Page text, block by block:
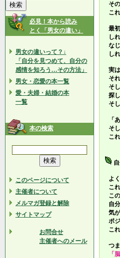
必見！本から読み
とく「男女の違い」
男女の違いって？↓
「自分を見つめて、自分の
感情を知ろう…その方法」
男女・恋愛の本一覧
愛・夫婦・結婚の本
一覧
本の検索
このページについて
主催者について
メルマガ登録と解除
サイトマップ
お問合せ
主催者へのメール
その
これ
最初
しれ
なじ
しれ
実は
それ
そし
探し
そし
「あ
そし
これ
よく
これ
この
自分
気が
ポジ
これ
つ
「